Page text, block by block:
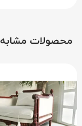
محصولات مشابه